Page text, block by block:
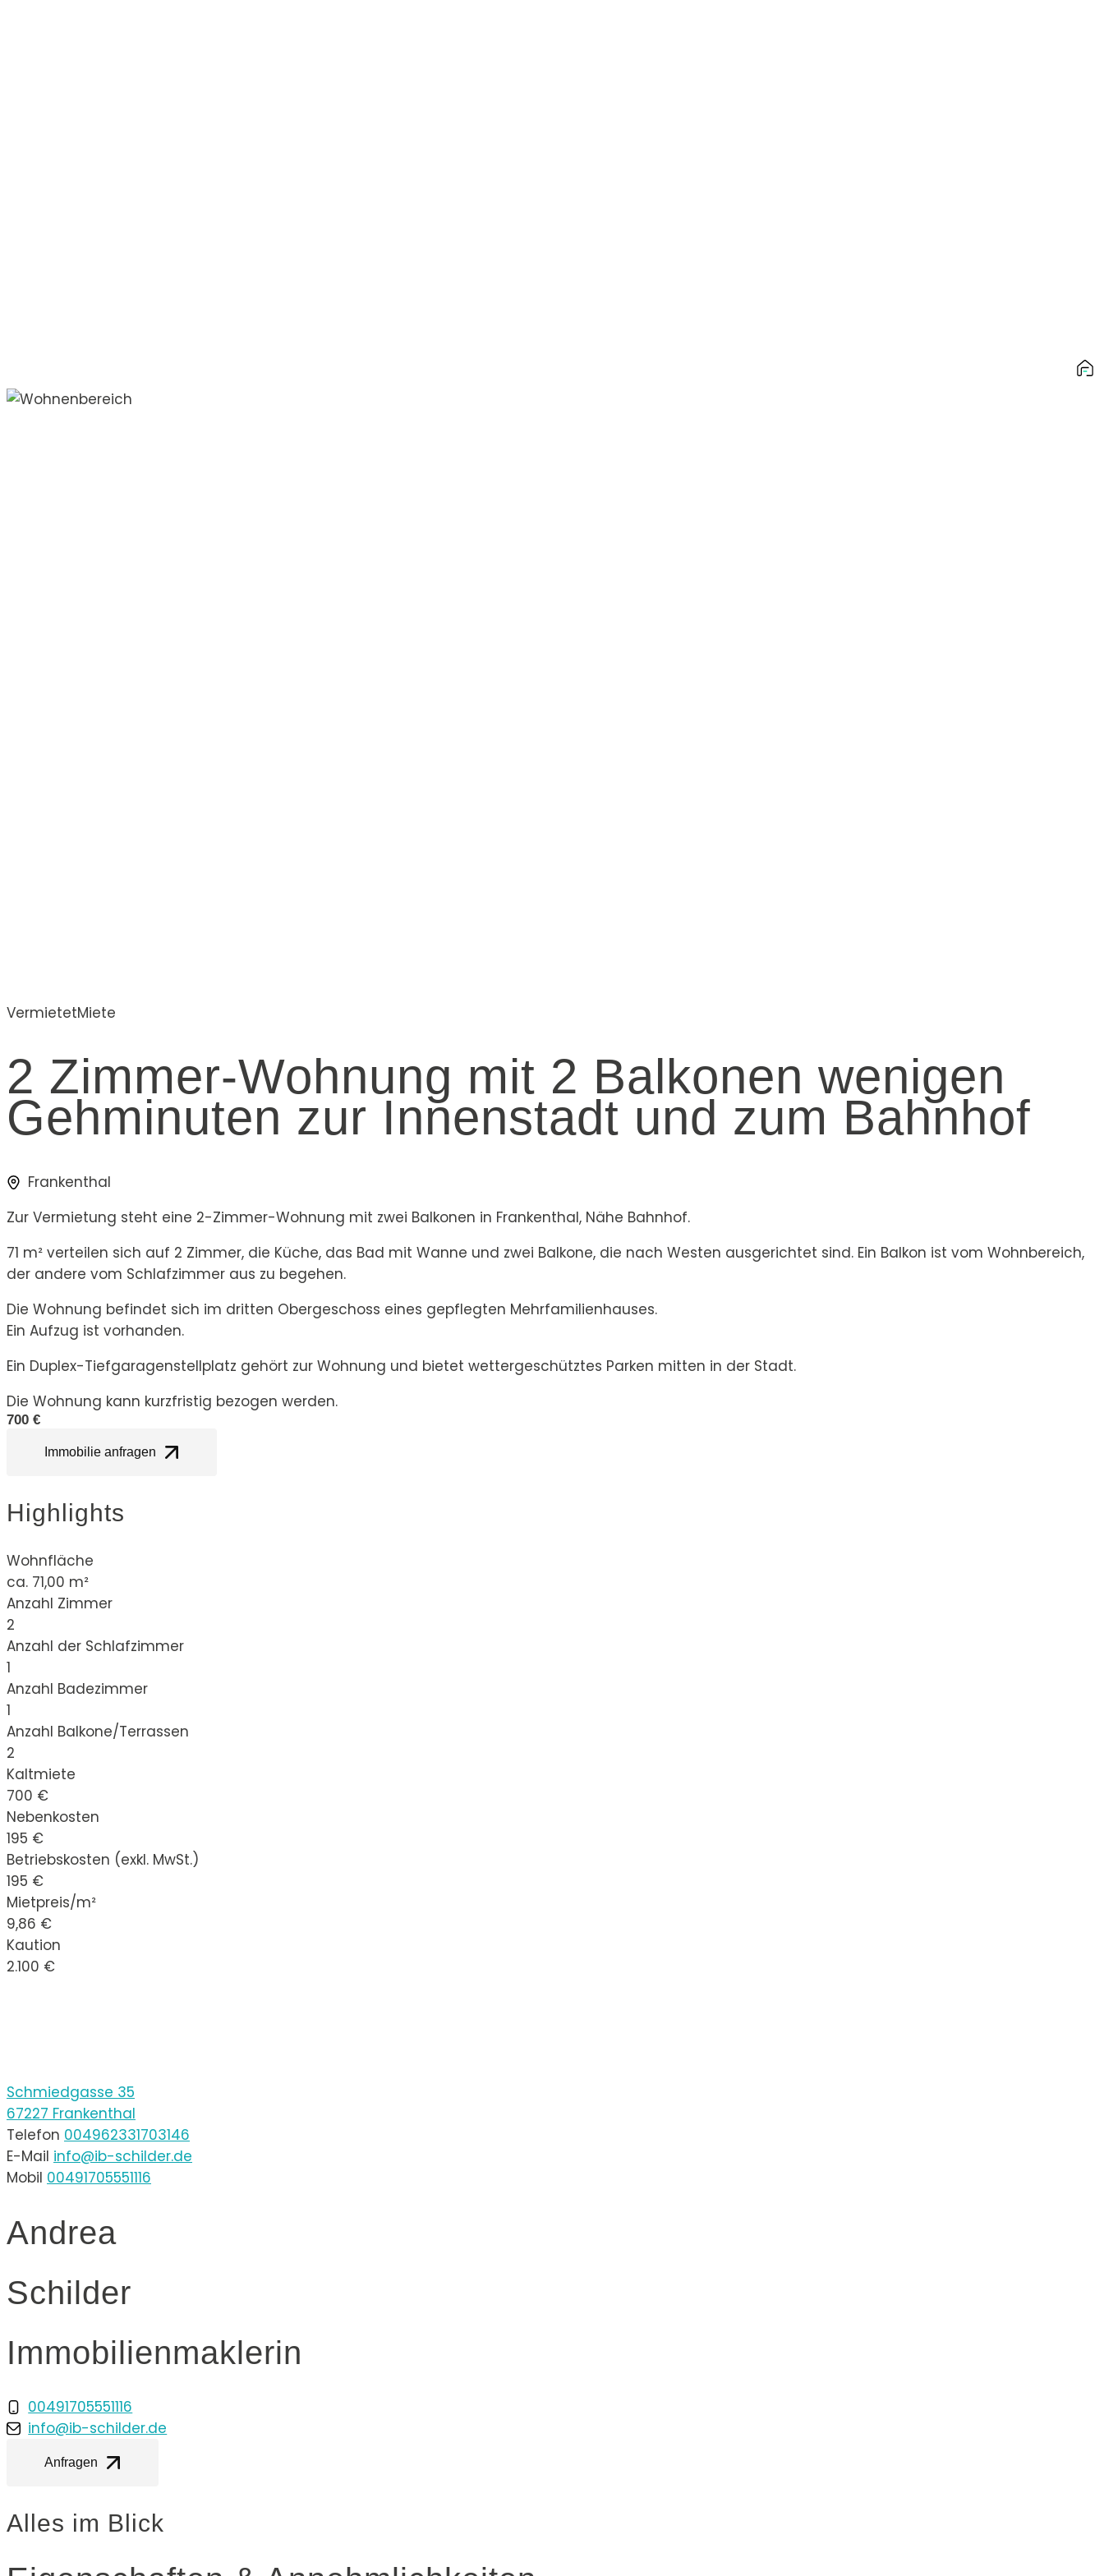
VermietetMiete
2 Zimmer-Wohnung mit 2 Balkonen wenigen
Gehminuten zur Innenstadt und zum Bahnhof
Frankenthal
Zur Vermietung steht eine 2-Zimmer-Wohnung mit zwei Balkonen in Frankenthal, Nähe Bahnhof.
71 m² verteilen sich auf 2 Zimmer, die Küche, das Bad mit Wanne und zwei Balkone, die nach Westen ausgerichtet sind. Ein Balkon ist vom Wohnbereich,
der andere vom Schlafzimmer aus zu begehen.
Die Wohnung befindet sich im dritten Obergeschoss eines gepflegten Mehrfamilienhauses.
Ein Aufzug ist vorhanden.
Ein Duplex-Tiefgaragenstellplatz gehört zur Wohnung und bietet wettergeschütztes Parken mitten in der Stadt.
Die Wohnung kann kurzfristig bezogen werden.
700 €
Immobilie anfragen
Highlights
Wohnfläche
ca. 71,00 m²
Anzahl Zimmer
2
Anzahl der Schlafzimmer
1
Anzahl Badezimmer
1
Anzahl Balkone/Terrassen
2
Kaltmiete
700 €
Nebenkosten
195 €
Betriebskosten (exkl. MwSt.)
195 €
Mietpreis/m²
9,86 €
Kaution
2.100 €
Schmiedgasse 35
67227 Frankenthal
Telefon 004962331703146
E-Mail info@ib-schilder.de
Mobil 00491705551116
Andrea
Schilder
Immobilienmaklerin
00491705551116
info@ib-schilder.de
Anfragen
Alles im Blick